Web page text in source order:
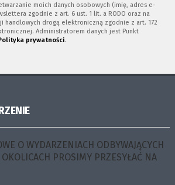
moich danych osobowych (imię, adres e-
zgodnie z art. 6 ust. 1 lit. a RODO oraz na
handlowych drogą elektroniczną zgodnie z art. 172
Administratorem danych jest Punkt
prywatności.
O WYDARZENIACH ODBYWAJĄCYCH
PROSIMY PRZESYŁAĆ NA